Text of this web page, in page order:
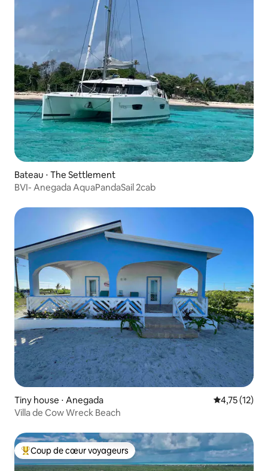
Bateau ⋅ The Settlement
BVI- Anegada AquaPandaSail 2cab
Tiny house ⋅ Anegada Évaluation
4,75 (12)
Villa de Cow Wreck Beach
Coups de cœur voyageurs les plus appréciés
Coup de cœur voyageurs